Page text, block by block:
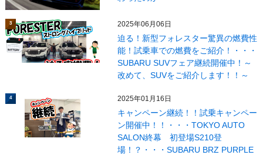
3 2025年06月06日
迫る！新型フォレスター驚異の燃費性
能！試乗車での燃費をご紹介！・・・
SUBARU SUVフェア継続開催中！～
改めて、SUVをご紹介します！！～
4 2025年01月16日
キャンペーン継続！！試乗キャンペー
ン開催中！！・・・TOKYO AUTO
SALON終幕 初登場S210登
場！？・・・SUBARU BRZ PURPLE